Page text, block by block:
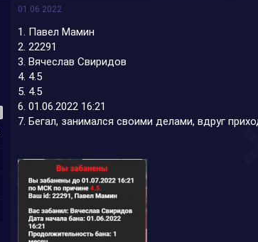
01.06.2022
1. Павел Мамин
2. 22291
3. Вячеслав Свиридов
4. 4.5
5. 4.5
6. 01.06.2022 16:21
7. Бегал, занимался своими делами, вдруг